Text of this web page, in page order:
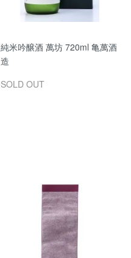
純米吟醸酒 萬坊 720ml 亀萬酒
造
SOLD OUT